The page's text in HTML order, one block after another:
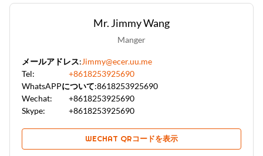
Mr. Jimmy Wang
Manger
メールアドレス:Jimmy@ecer.uu.me
Tel:
+8618253925690
WhatsAPPについて:8618253925690
Wechat:
+8618253925690
Skype:
+8618253925690
WECHAT QRコードを表示